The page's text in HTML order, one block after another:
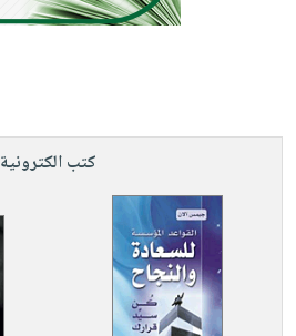
كتب الكترونية